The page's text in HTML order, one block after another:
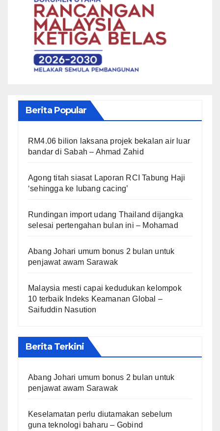
Berita Popular
RM4.06 bilion laksana projek bekalan air luar
bandar di Sabah – Ahmad Zahid
Agong titah siasat Laporan RCI Tabung Haji
‘sehingga ke lubang cacing’
Rundingan import udang Thailand dijangka
selesai pertengahan bulan ini – Mohamad
Abang Johari umum bonus 2 bulan untuk
penjawat awam Sarawak
Malaysia mesti capai kedudukan kelompok
10 terbaik Indeks Keamanan Global –
Saifuddin Nasution
Berita Terkini
Abang Johari umum bonus 2 bulan untuk
penjawat awam Sarawak
Keselamatan perlu diutamakan sebelum
guna teknologi baharu – Gobind